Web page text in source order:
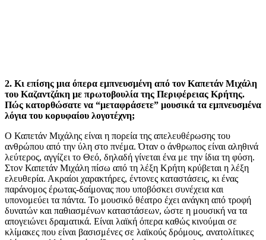
2. Κι επίσης μια όπερα εμπνευσμένη από τον Καπετάν Μιχάλη
του Καζαντζάκη με πρωτοβουλία της Περιφέρειας Κρήτης.
Πώς κατορθώσατε να “μεταφράσετε” μουσικά τα εμπνευσμένα
λόγια του κορυφαίου λογοτέχνη;
O Καπετάν Μιχάλης είναι η πορεία της απελευθέρωσης του
ανθρώπου από την ύλη στο πνέμα. Όταν ο άνθρωπος είναι αληθινά
λεύτερος, αγγίζει το Θεό, δηλαδή γίνεται ένα με την ίδια τη φύση.
Στον Καπετάν Μιχάλη πίσω από τη λέξη Κρήτη κρύβεται η λέξη
ελευθερία. Ακραίοι χαρακτήρες, έντονες καταστάσεις, κι ένας
παράνομος έρωτας-δαίμονας που υποβόσκει συνέχεια και
υπονομεύει τα πάντα. Το μουσικό θέατρο έχει ανάγκη από τροφή
δυνατών και παθιασμένων καταστάσεων, ώστε η μουσική να τα
απογειώνει δραματικά. Είναι λαϊκή όπερα καθώς κινούμαι σε
κλίμακες που είναι βασισμένες σε λαϊκούς δρόμους, ανατολίτικες